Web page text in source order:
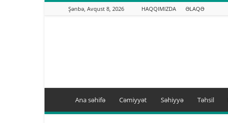
Şənbə, Avqust 8, 2026 HAQQIMIZDA ƏLAQƏ
Ana səhifə Cəmiyyət Səhiyyə Təhsil